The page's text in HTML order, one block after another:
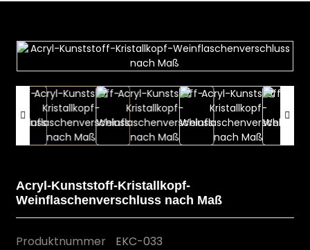
Acryl-Kunststoff-Kristallkopf-
Weinflaschenverschluss nach Maß
Produktnummer
EKC-033